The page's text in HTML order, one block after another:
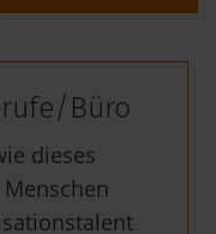
Büro
dieses